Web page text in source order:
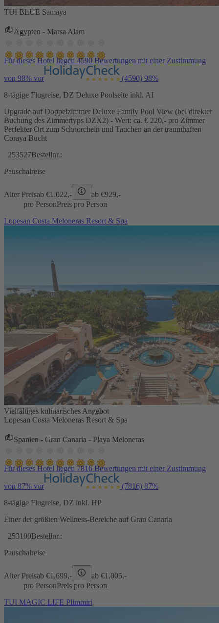
TUI BLUE Samaya
Ägypten - Marsa Alam
Für dieses Hotel liegen 4590 Bewertungen mit einer Zustimmung
von 98% vor (4590) 98%
8-tägige Flugreise, DZ Deluxe Poolseite inkl. AI
Upgrade auf Doppelzimmer Deluxe Family Pool View (bei direkter
Buchung des Zimmertyps DZX2) - Wert: ca. € 220,- pro Zimmer
Perfekter Ort zum Schnorcheln und Tauchen an der traumhaften
Coraya Bucht
253527Bestellnr.:
Pauschalreise
Alter Preisab €1.022,- ab €929,-
pro PersonPreis pro Person
Lopesan Costa Meloneras Resort & Spa
Vielfältiges kulinarisches Angebot
Lopesan Costa Meloneras Resort & Spa
Spanien - Gran Canaria - Playa Meloneras
Für dieses Hotel liegen 7816 Bewertungen mit einer Zustimmung
von 87% vor (7816) 87%
8-tägige Flugreise, DZ inkl. HP
Einer der größten Wellness-Bereiche auf Gran Canaria
253100Bestellnr.:
Pauschalreise
Alter Preisab €1.699,- ab €1.005,-
pro PersonPreis pro Person
TUI MAGIC LIFE Plimmiri